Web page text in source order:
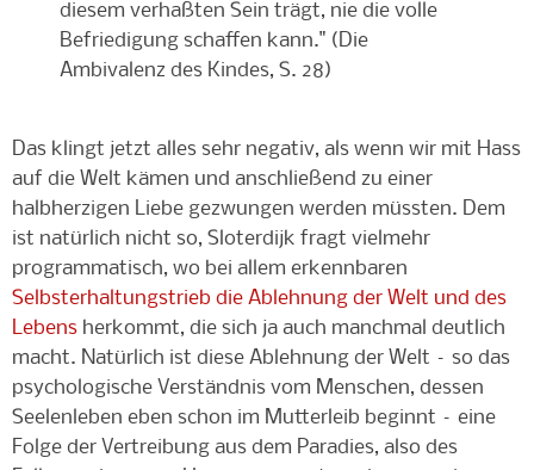
diesem verhaßten Sein trägt, nie die volle
Befriedigung schaffen kann." (Die
Ambivalenz des Kindes, S. 28)
Das klingt jetzt alles sehr negativ, als wenn wir mit Hass
auf die Welt kämen und anschließend zu einer
halbherzigen Liebe gezwungen werden müssten. Dem
ist natürlich nicht so, Sloterdijk fragt vielmehr
programmatisch, wo bei allem erkennbaren
Selbsterhaltungstrieb die Ablehnung der Welt und des
Lebens herkommt, die sich ja auch manchmal deutlich
macht. Natürlich ist diese Ablehnung der Welt – so das
psychologische Verständnis vom Menschen, dessen
Seelenleben eben schon im Mutterleib beginnt – eine
Folge der Vertreibung aus dem Paradies, also des